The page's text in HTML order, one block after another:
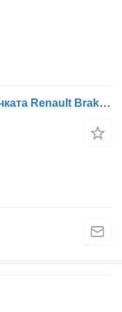
Клапан за управление на спирачката Renault Brake valve 7421114973 за камион Renault